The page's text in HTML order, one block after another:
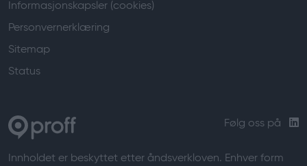
Informasjonskapsler (cookies)
Personvernerklæring
Sitemap
Status
Følg oss på
Innholdet er beskyttet etter åndsverkloven. Enhver form